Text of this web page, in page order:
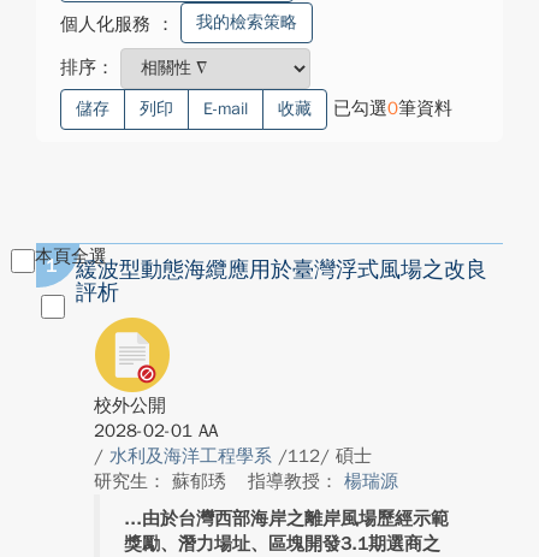
個人化服務 ： 我的檢索策略
排序：
儲存 列印 E-mail 收藏 已勾選0筆資料
本頁全選
1
緩波型動態海纜應用於臺灣浮式風場之改良
評析
校外公開
2028-02-01 AA
/ 水利及海洋工程學系 /112/ 碩士
研究生： 蘇郁琇
指導教授： 楊瑞源
由於台灣西部海岸之離岸風場歷經示範
獎勵、潛力場址、區塊開發3.1期選商之